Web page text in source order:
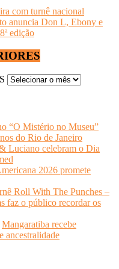
com turnê nacional
anuncia Don L, Ebony e
edição
“O Mistério no Museu”
do Rio de Janeiro
Luciano celebram o Dia
2026 promete
Roll With The Punches –
faz o público recordar os
Mangaratiba recebe
ancestralidade